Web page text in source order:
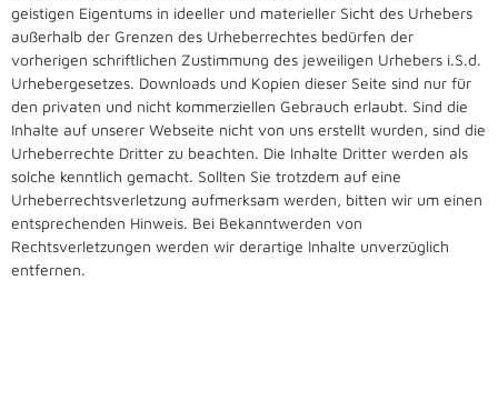
geistigen Eigentums in ideeller und materieller Sicht des Urhebers
außerhalb der Grenzen des Urheberrechtes bedürfen der
vorherigen schriftlichen Zustimmung des jeweiligen Urhebers i.S.d.
Urhebergesetzes. Downloads und Kopien dieser Seite sind nur für
den privaten und nicht kommerziellen Gebrauch erlaubt. Sind die
Inhalte auf unserer Webseite nicht von uns erstellt wurden, sind die
Urheberrechte Dritter zu beachten. Die Inhalte Dritter werden als
solche kenntlich gemacht. Sollten Sie trotzdem auf eine
Urheberrechtsverletzung aufmerksam werden, bitten wir um einen
entsprechenden Hinweis. Bei Bekanntwerden von
Rechtsverletzungen werden wir derartige Inhalte unverzüglich
entfernen.